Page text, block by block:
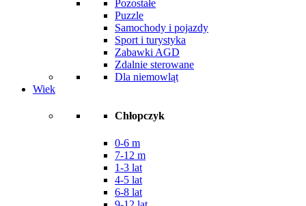
Pozostałe
Puzzle
Samochody i pojazdy
Sport i turystyka
Zabawki AGD
Zdalnie sterowane
Dla niemowląt
Wiek
Chłopczyk
0-6 m
7-12 m
1-3 lat
4-5 lat
6-8 lat